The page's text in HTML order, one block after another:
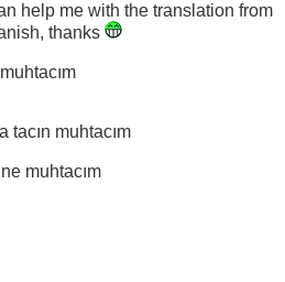
help me with the translation from
thanks
tacın muhtacım
muhtacım